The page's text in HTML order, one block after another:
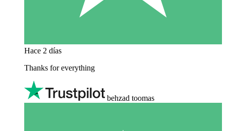
Hace 2 días
Thanks for everything
behzad toomas